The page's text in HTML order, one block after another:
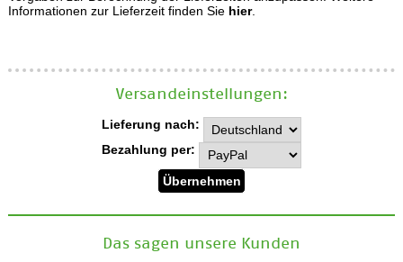
Informationen zur Lieferzeit finden Sie hier.
Versand­einstellungen:
Lieferung nach:
Bezahlung per:
Das sagen unsere Kunden